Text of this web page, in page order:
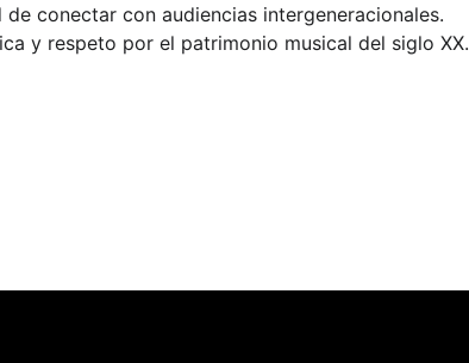
conectar con audiencias intergeneracionales.
y respeto por el patrimonio musical del siglo XX.